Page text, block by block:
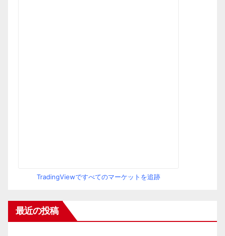
TradingViewですべてのマーケットを追跡
最近の投稿